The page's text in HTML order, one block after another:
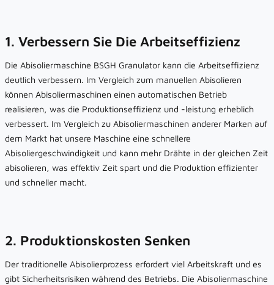
1. Verbessern Sie Die Arbeitseffizienz
Die Abisoliermaschine BSGH Granulator kann die Arbeitseffizienz
deutlich verbessern. Im Vergleich zum manuellen Abisolieren
können Abisoliermaschinen einen automatischen Betrieb
realisieren, was die Produktionseffizienz und -leistung erheblich
verbessert. Im Vergleich zu Abisoliermaschinen anderer Marken auf
dem Markt hat unsere Maschine eine schnellere
Abisoliergeschwindigkeit und kann mehr Drähte in der gleichen Zeit
abisolieren, was effektiv Zeit spart und die Produktion effizienter
und schneller macht.
2. Produktionskosten Senken
Der traditionelle Abisolierprozess erfordert viel Arbeitskraft und es
gibt Sicherheitsrisiken während des Betriebs. Die Abisoliermaschine